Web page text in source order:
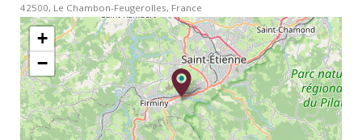
42500, Le Chambon-Feugerolles, France
+
−